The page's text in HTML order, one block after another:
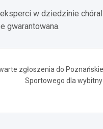
w dziedzinie
gwarantowana.
zgłoszenia do
Sportowego dla